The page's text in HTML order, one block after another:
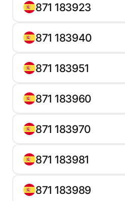
871 183923
871 183940
871 183951
871 183960
871 183970
871 183981
871 183989